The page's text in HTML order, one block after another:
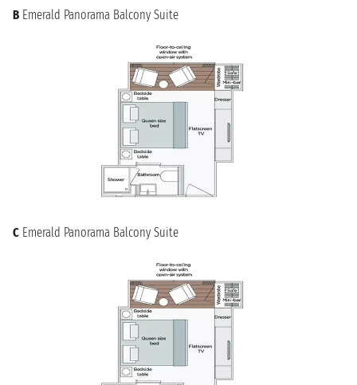
B Emerald Panorama Balcony Suite
C Emerald Panorama Balcony Suite